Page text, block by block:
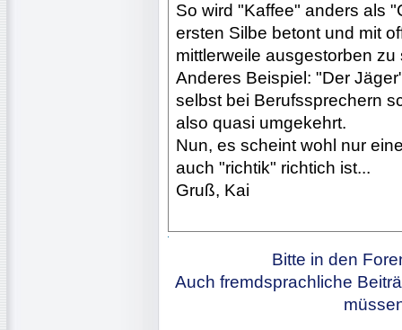
So wird "Kaffee" anders als
ersten Silbe betont und mit
mittlerweile ausgestorben zu
Anderes Beispiel: "Der
selbst bei Berufssprechern
also quasi umgekehrt.
Nun, es scheint wohl nur
auch "richtik" richtich ist...
Gruß, Kai
Bitte in den
Auch fremdsprachliche